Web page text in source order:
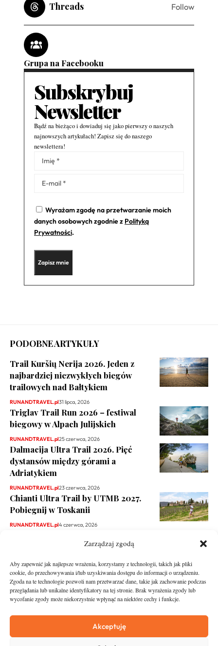
Zarządzaj zgodą
Aby zapewnić jak najlepsze wrażenia, korzystamy z technologii, takich jak pliki
cookie, do przechowywania i/lub uzyskiwania dostępu do informacji o urządzeniu.
Zgoda na te technologie pozwoli nam przetwarzać dane, takie jak zachowanie podczas
przeglądania lub unikalne identyfikatory na tej stronie. Brak wyrażenia zgody lub
wycofanie zgody może niekorzystnie wpłynąć na niektóre cechy i funkcje.
Akceptuję
Threads Follow
Grupa na Facebooku
Subskrybuj
Newsletter
Bądź na bieżąco i dowiaduj się jako pierwszy o naszych
najnowszych artykułach! Zapisz się do naszego
newslettera!
Wyrażam zgodę na przetwarzanie moich
danych osobowych zgodnie z Polityką
Prywatności.
Alternative:
PODOBNE ARTYKUŁY
Trail Kuršių Nerija 2026. Jeden z
najbardziej niezwykłych biegów
trailowych nad Bałtykiem
RUNANDTRAVEL.pl31 lipca, 2026
Triglav Trail Run 2026 – festiwal
biegowy w Alpach Julijskich
RUNANDTRAVEL.pl25 czerwca, 2026
Dalmacija Ultra Trail 2026. Pięć
dystansów między górami a
Adriatykiem
RUNANDTRAVEL.pl23 czerwca, 2026
Chianti Ultra Trail by UTMB 2027.
Pobiegnij w Toskanii
RUNANDTRAVEL.pl4 czerwca, 2026
Asfalt
O nas
Zostań Patronem